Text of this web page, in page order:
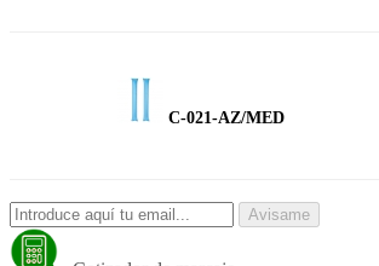
C-021-AZ/MED
Avisame